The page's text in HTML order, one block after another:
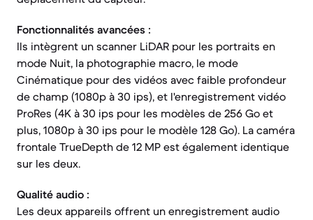
Fonctionnalités avancées :
Ils intègrent un scanner LiDAR pour les portraits en
mode Nuit, la photographie macro, le mode
Cinématique pour des vidéos avec faible profondeur
de champ (1080p à 30 ips), et l'enregistrement vidéo
ProRes (4K à 30 ips pour les modèles de 256 Go et
plus, 1080p à 30 ips pour le modèle 128 Go). La caméra
frontale TrueDepth de 12 MP est également identique
sur les deux.
Qualité audio :
Les deux appareils offrent un enregistrement audio